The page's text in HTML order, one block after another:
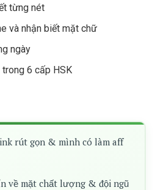
từng nét
và nhận biết mặt chữ
ngày
6 cấp HSK
rút gọn & mình có làm aff
về mặt chất lượng & đội ngũ